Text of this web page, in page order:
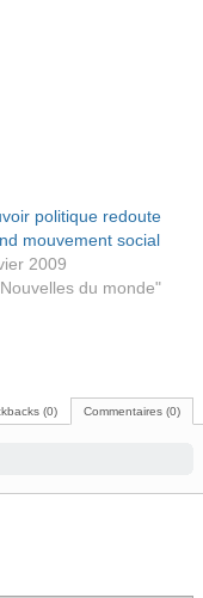
politique redoute
mouvement social
2009
du monde"
Commentaires (0)
(0)